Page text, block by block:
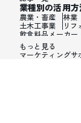
業種別の活用
農業・畜産 林業
土木工事業
リフ
飲食料品メーカー
飼料・ペットフー
木材・建材メーカ
家具・オフィス用
印刷・製本・印
医薬品メーカー・
香水メーカー・製
ワックス・整髪
歯磨き粉・日焼
石油・ゴム・プ
もっと見る
マーケティングサ